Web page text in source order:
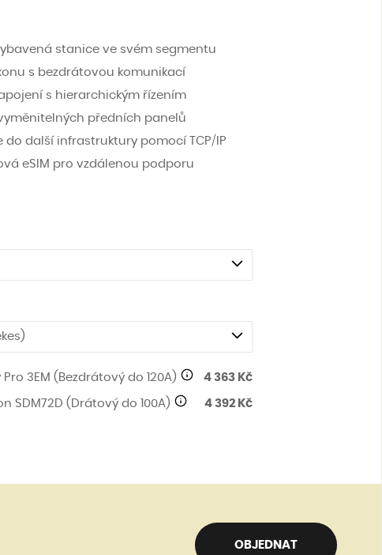
stanice ve svém segmentu
s bezdrátovou komunikací
s hierarchickým řízením
předních panelů
do další infrastruktury pomocí TCP/IP
eSIM pro vzdálenou podporu
3EM (Bezdrátový do 120A) 4 363 Kč
SDM72D (Drátový do 100A) 4 392 Kč
OBJEDNAT